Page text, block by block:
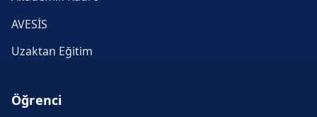
AVESİS
Uzaktan Eğitim
Öğrenci